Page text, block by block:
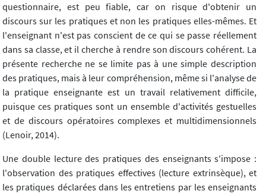
questionnaire, est peu fiable, car on risque d'obtenir un
discours sur les pratiques et non les pratiques elles-mêmes. Et
l'enseignant n'est pas conscient de ce qui se passe réellement
dans sa classe, et il cherche à rendre son discours cohérent. La
présente recherche ne se limite pas à une simple description
des pratiques, mais à leur compréhension, même si l'analyse de
la pratique enseignante est un travail relativement difficile,
puisque ces pratiques sont un ensemble d'activités gestuelles
et de discours opératoires complexes et multidimensionnels
(Lenoir, 2014).
Une double lecture des pratiques des enseignants s'impose :
l'observation des pratiques effectives (lecture extrinsèque), et
les pratiques déclarées dans les entretiens par les enseignants